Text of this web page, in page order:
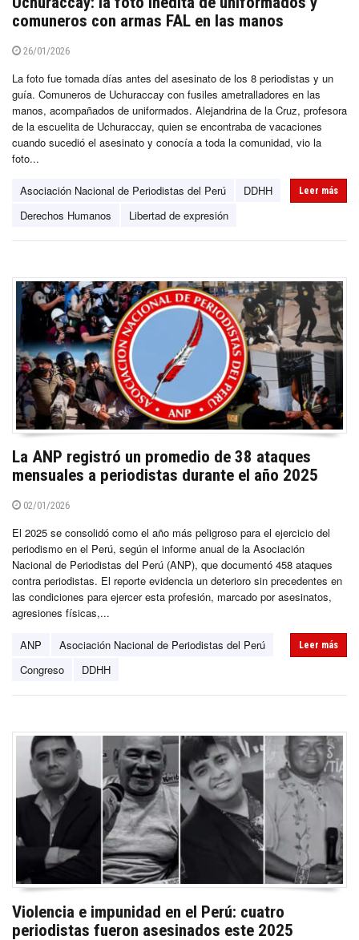
comuneros con armas FAL en las manos
26/01/2026
La foto fue tomada días antes del asesinato de los 8 periodistas y un
guía. Comuneros de Uchuraccay con fusiles ametralladores en las
manos, acompañados de uniformados. Alejandrina de la Cruz, profesora
de la escuelita de Uchuraccay, quien se encontraba de vacaciones
cuando sucedió el asesinato y conocía a toda la comunidad, vio la
foto...
Asociación Nacional de Periodistas del Perú
DDHH
Derechos Humanos
Libertad de expresión
Leer más
La ANP registró un promedio de 38 ataques
mensuales a periodistas durante el año 2025
02/01/2026
El 2025 se consolidó como el año más peligroso para el ejercicio del
periodismo en el Perú, según el informe anual de la Asociación
Nacional de Periodistas del Perú (ANP), que documentó 458 ataques
contra periodistas. El reporte evidencia un deterioro sin precedentes en
las condiciones para ejercer esta profesión, marcado por asesinatos,
agresiones físicas,...
ANP
Asociación Nacional de Periodistas del Perú
Congreso
DDHH
Leer más
Violencia e impunidad en el Perú: cuatro
periodistas fueron asesinados este 2025